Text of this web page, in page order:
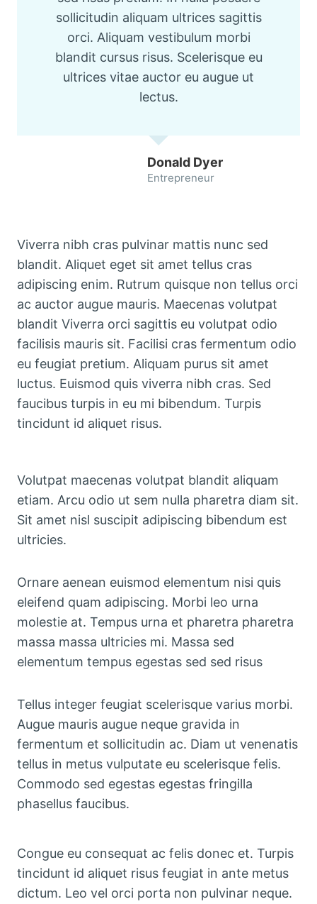
sollicitudin aliquam ultrices sagittis
orci. Aliquam vestibulum morbi
blandit cursus risus. Scelerisque eu
ultrices vitae auctor eu augue ut
lectus.
Donald Dyer
Entrepreneur
Viverra nibh cras pulvinar mattis nunc sed
blandit. Aliquet eget sit amet tellus cras
adipiscing enim. Rutrum quisque non tellus orci
ac auctor augue mauris. Maecenas volutpat
blandit Viverra orci sagittis eu volutpat odio
facilisis mauris sit. Facilisi cras fermentum odio
eu feugiat pretium. Aliquam purus sit amet
luctus. Euismod quis viverra nibh cras. Sed
faucibus turpis in eu mi bibendum. Turpis
tincidunt id aliquet risus.
Volutpat maecenas volutpat blandit aliquam
etiam. Arcu odio ut sem nulla pharetra diam sit.
Sit amet nisl suscipit adipiscing bibendum est
ultricies.
Ornare aenean euismod elementum nisi quis
eleifend quam adipiscing. Morbi leo urna
molestie at. Tempus urna et pharetra pharetra
massa massa ultricies mi. Massa sed
elementum tempus egestas sed sed risus
Tellus integer feugiat scelerisque varius morbi.
Augue mauris augue neque gravida in
fermentum et sollicitudin ac. Diam ut venenatis
tellus in metus vulputate eu scelerisque felis.
Commodo sed egestas egestas fringilla
phasellus faucibus.
Congue eu consequat ac felis donec et. Turpis
tincidunt id aliquet risus feugiat in ante metus
dictum. Leo vel orci porta non pulvinar neque.